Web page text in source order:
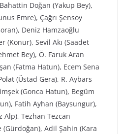
Doğan (Yakup Bey),
Emre), Çağrı Şensoy
Deniz Hamzaoğlu
(Konur), Sevil Akı (Saadet
Bey), Ö. Faruk Aran
(Fatma Hatun), Ecem Sena
(Üstad Gera), R. Aybars
(Gonca Hatun), Begüm
Fatih Ayhan (Baysungur),
Alp), Tezhan Tezcan
Adil Şahin (Kara